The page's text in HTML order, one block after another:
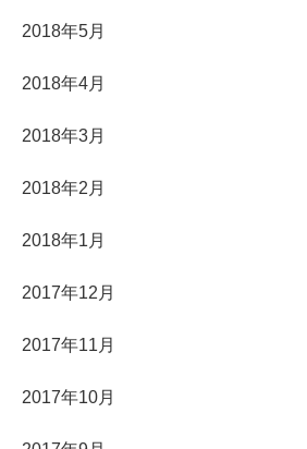
2018年5月
2018年4月
2018年3月
2018年2月
2018年1月
2017年12月
2017年11月
2017年10月